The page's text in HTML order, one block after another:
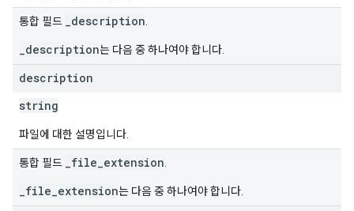
통합 필드 _description
_description는 다음 중 하나여야 합니다.
description
string
파일에 대한 설명입니다.
통합 필드 _file_extension
_file_extension는 다음 중 하나여야 합니다.